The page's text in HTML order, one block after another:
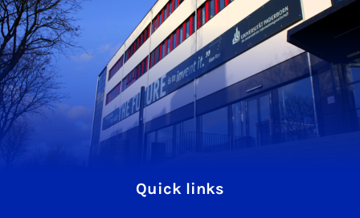
Quick links